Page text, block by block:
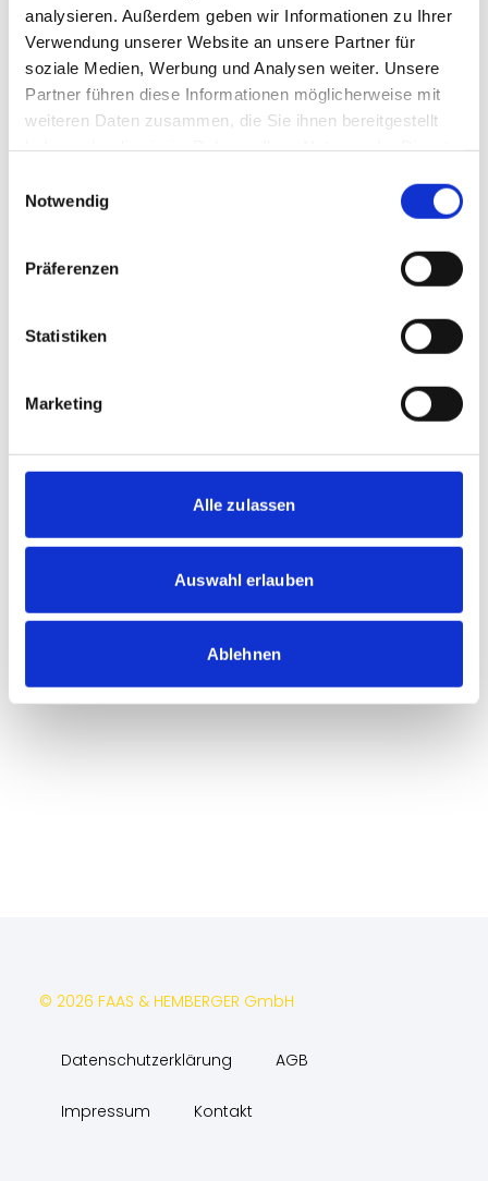
analysieren. Außerdem geben wir Informationen zu Ihrer
Verwendung unserer Website an unsere Partner für
soziale Medien, Werbung und Analysen weiter. Unsere
Partner führen diese Informationen möglicherweise mit
weiteren Daten zusammen, die Sie ihnen bereitgestellt
Notwendig
Präferenzen
Statistiken
Marketing
Alle zulassen
Auswahl erlauben
Ablehnen
Keine Kategorien
Archives
Subscribe To Get Notified Latest Post
Subscribe Now
our privacy policy and terms & condition.
© 2026 FAAS & HEMBERGER GmbH
Datenschutzerklärung AGB
Impressum Kontakt